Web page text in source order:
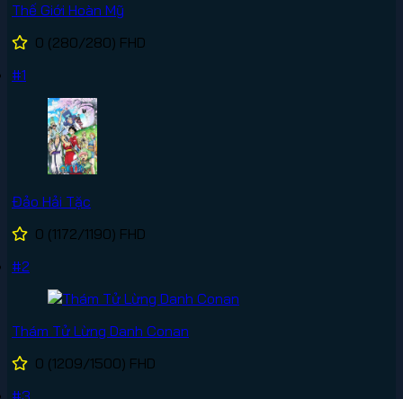
Thế Giới Hoàn Mỹ
0 (280/280) FHD
#1
Đảo Hải Tặc
0 (1172/1190) FHD
#2
Thám Tử Lừng Danh Conan
0 (1209/1500) FHD